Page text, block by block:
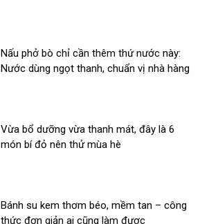
Nấu phở bò chỉ cần thêm thứ nước này:
Nước dùng ngọt thanh, chuẩn vị nhà hàng
Vừa bổ dưỡng vừa thanh mát, đây là 6
món bí đỏ nên thử mùa hè
Bánh su kem thơm béo, mềm tan – công
thức đơn giản ai cũng làm được